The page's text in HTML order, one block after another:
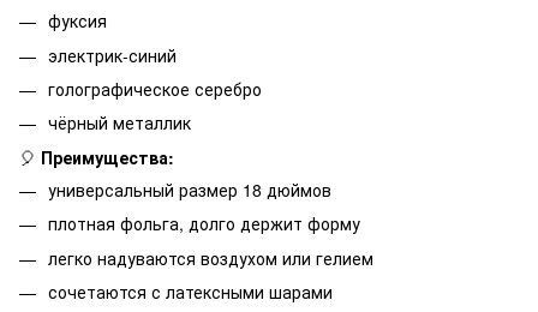
фуксия
электрик-синий
голографическое серебро
чёрный металлик
🎈 Преимущества:
универсальный размер 18 дюймов
плотная фольга, долго держит форму
легко надуваются воздухом или гелием
сочетаются с латексными шарами